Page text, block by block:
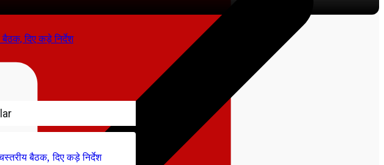
दिए कड़े निर्देश
बैठक, दिए कड़े निर्देश